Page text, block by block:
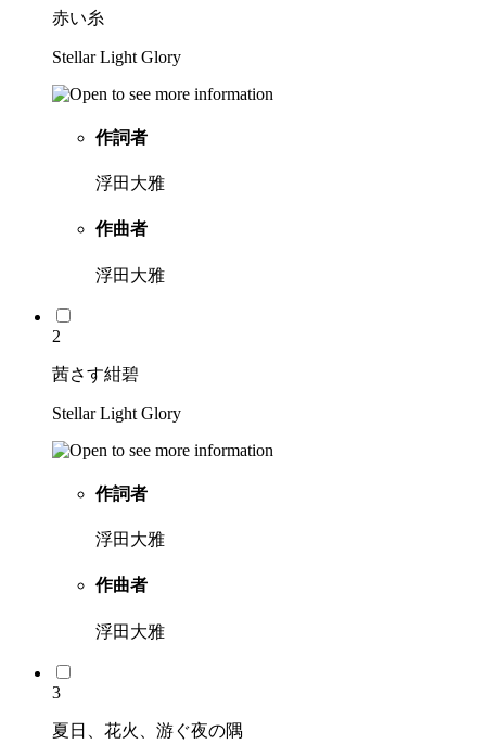
赤い糸
Stellar Light Glory
作詞者
浮田大雅
作曲者
浮田大雅
2
茜さす紺碧
Stellar Light Glory
作詞者
浮田大雅
作曲者
浮田大雅
3
夏日、花火、游ぐ夜の隅